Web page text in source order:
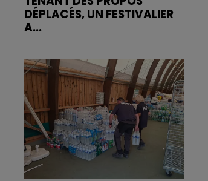
DÉPLACÉS, UN FESTIVALIER
A...